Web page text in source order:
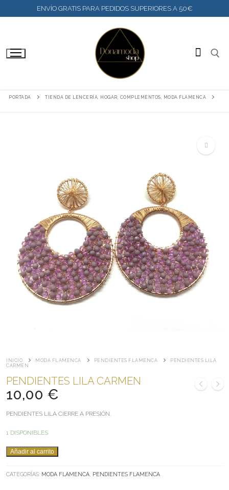
ENVÍO GRATIS PARA PEDIDOS SUPERIORES A 50€
PORTADA TIENDA DE LENCERÍA, HOGAR, COMPLEMENTOS, MODA FLAMENCA
INICIO MODA FLAMENCA PENDIENTES FLAMENCA
PENDIENTES LILA
CARMEN
PENDIENTES LILA CARMEN
10,00 €
PENDIENTES LILA CIERRE A PRESIÓN.
1 DISPONIBLES
PENDIENTES
CARMEN
Añadir al carrito
CATEGORÍAS: MODA FLAMENCA, PENDIENTES FLAMENCA